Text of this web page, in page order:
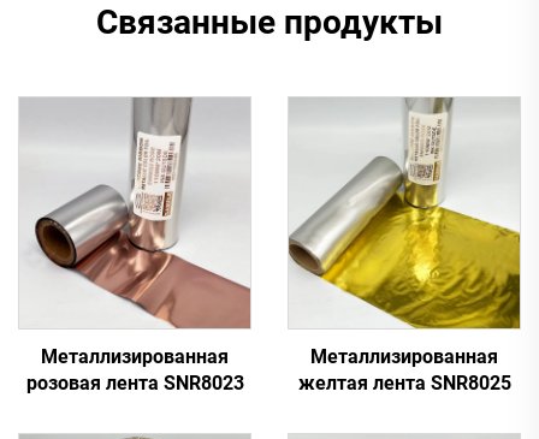
Связанные продукты
Металлизированная
розовая лента SNR8023
Металлизированная
желтая лента SNR8025